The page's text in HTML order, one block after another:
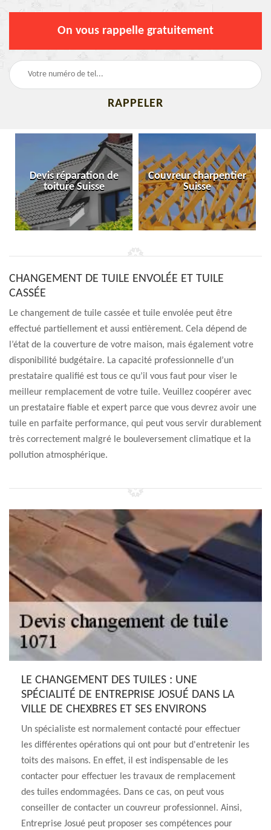
On vous rappelle gratuitement
Devis réparation de
toiture Suisse
Couvreur charpentier
Suisse
CHANGEMENT DE TUILE ENVOLÉE ET TUILE
CASSÉE
Le changement de tuile cassée et tuile envolée peut être
effectué partiellement et aussi entièrement. Cela dépend de
l’état de la couverture de votre maison, mais également votre
disponibilité budgétaire. La capacité professionnelle d’un
prestataire qualifié est tous ce qu’il vous faut pour viser le
meilleur remplacement de votre tuile. Veuillez coopérer avec
un prestataire fiable et expert parce que vous devrez avoir une
tuile en parfaite performance, qui peut vous servir durablement
très correctement malgré le bouleversement climatique et la
pollution atmosphérique.
LE CHANGEMENT DES TUILES : UNE
SPÉCIALITÉ DE ENTREPRISE JOSUÉ DANS LA
VILLE DE CHEXBRES ET SES ENVIRONS
Un spécialiste est normalement contacté pour effectuer
les différentes opérations qui ont pour but d'entretenir les
toits des maisons. En effet, il est indispensable de les
contacter pour effectuer les travaux de remplacement
des tuiles endommagées. Dans ce cas, on peut vous
conseiller de contacter un couvreur professionnel. Ainsi,
Entreprise Josué peut proposer ses compétences pour